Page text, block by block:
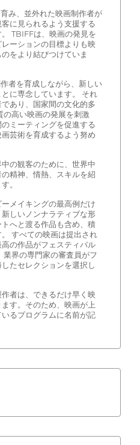
み、並外れた映画制作者が
に見られるよう支援する
TBIFFは、映画の発見を
ーションの目標よりも映
をより結びつけていま
者を育成しながら、新しい
に専念しています。 それ
あり、国家間の文化的多
の高い映画の発展を刺激
ミーティングを促進する
芸術を育成するよう努め
の観客のために、世界中
精神、情熱、スキルを紹
。
メイキングの最高例だけ
しいノンナラティブな形
へと渡る作品も含め、積
すべての映画は提出され
の作品がフェスティバル
業界の専門家の審査員がフ
たセレクションを選択し
者は、できるだけ早く映
す。そのため、映画が上
るプログラムに名前が記